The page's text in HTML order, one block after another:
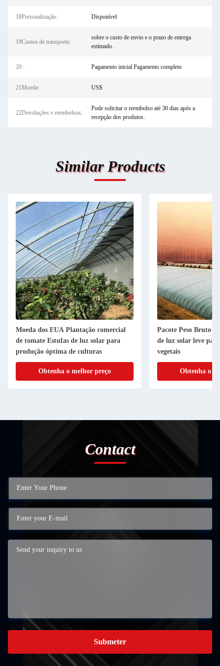
18Personalização: Disponível
19Custos de transporte:
sobre o custo de envio e o prazo de entrega
estimado.
20 : Pagamento inicial Pagamento completo
21Moeda: US$
22Devoluções e reembolsos:
Pode solicitar o reembolso até 30 dias após a
recepção dos produtos.
Similar Products
Moeda dos EUA Plantação comercial
de tomate Estufas de luz solar para
produção óptima de culturas
Obtenha o melhor preço
Pacote Peso Bruto
de luz solar leve
vegetais
Obtenha o
Contact
Submeter